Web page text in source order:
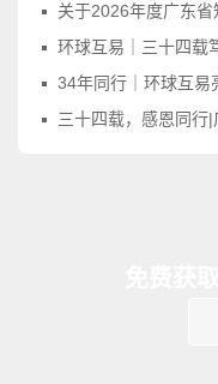
关于2026年度广东
环球互易｜三十四载
34年同行｜环球互易亮相
三十四载，感恩同行